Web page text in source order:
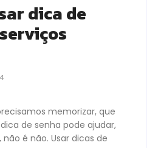
dica de
memorizar, que
de senha pode ajudar,
é não. Usar dicas de